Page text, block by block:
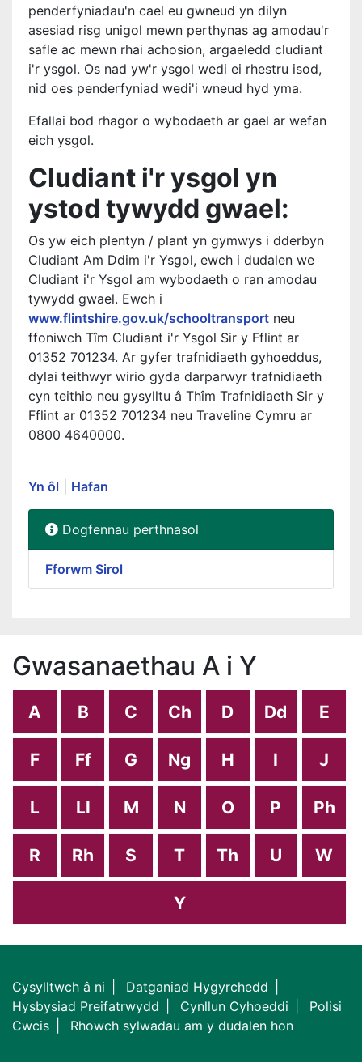
penderfyniadau'n cael eu gwneud yn dilyn
asesiad risg unigol mewn perthynas ag amodau'r
safle ac mewn rhai achosion, argaeledd cludiant
i'r ysgol. Os nad yw'r ysgol wedi ei rhestru isod,
nid oes penderfyniad wedi'i wneud hyd yma.
Efallai bod rhagor o wybodaeth ar gael ar wefan
eich ysgol.
Cludiant i'r ysgol yn
ystod tywydd gwael:
Os yw eich plentyn / plant yn gymwys i dderbyn
Cludiant Am Ddim i'r Ysgol, ewch i dudalen we
Cludiant i'r Ysgol am wybodaeth o ran amodau
tywydd gwael. Ewch i
www.flintshire.gov.uk/schooltransport neu
ffoniwch Tîm Cludiant i'r Ysgol Sir y Fflint ar
01352 701234. Ar gyfer trafnidiaeth gyhoeddus,
dylai teithwyr wirio gyda darparwyr trafnidiaeth
cyn teithio neu gysylltu â Thîm Trafnidiaeth Sir y
Fflint ar 01352 701234 neu Traveline Cymru ar
0800 4640000.
Yn ôl Hafan
Dogfennau perthnasol
Fforwm Sirol
Gwasanaethau A i Y
A B C Ch D Dd E
F Ff G Ng H I J
L Ll M N O P Ph
R Rh S T Th U W
Y
Cysylltwch â ni
Datganiad Hygyrchedd
Hysbysiad Preifatrwydd
Cynllun Cyhoeddi
Polisi
Cwcis
Rhowch sylwadau am y dudalen hon